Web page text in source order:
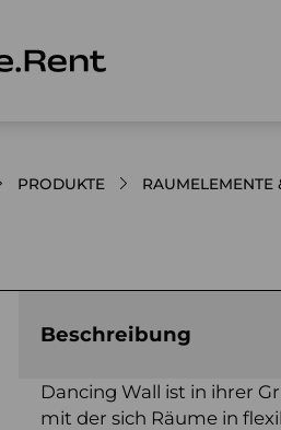
PRODUKTE RAUMELEMENTE
Beschreibung
Dancing Wall ist in ihrer
mit der sich Räume in